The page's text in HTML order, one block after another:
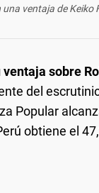
ventaja de Keiko
sobre
del
Popular
obtiene el